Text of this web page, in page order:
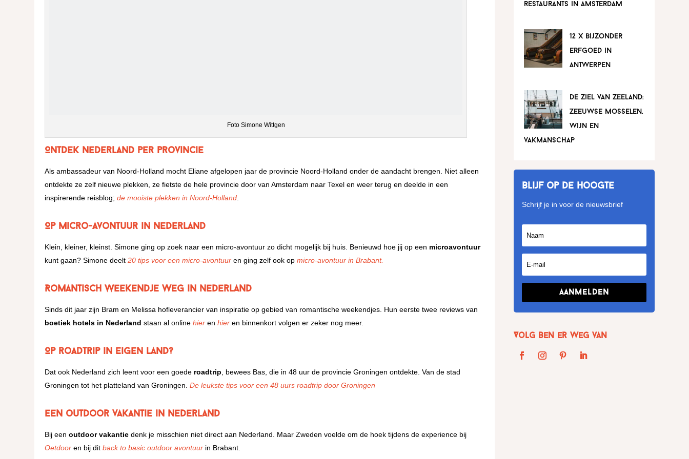
Foto Simone Wittgen
Ontdek Nederland per provincie
Als ambassadeur van Noord-Holland mocht Eliane afgelopen jaar de provincie Noord-Holland onder de aandacht brengen. Niet alleen
ontdekte ze zelf nieuwe plekken, ze fietste de hele provincie door van Amsterdam naar Texel en weer terug en deelde in een
inspirerende reisblog;de mooiste plekken in Noord-Holland
Op micro-avontuur in Nederland
Klein, kleiner, kleinst. Simone ging op zoek naar een micro-avontuur zo dicht mogelijk bij huis. Benieuwd hoe jij op een microavontuur
kunt gaan? Simone deelt20 tips voor een micro-avontuur en ging zelf ook opmicro-avontuur in Brabant.
Romantisch weekendje weg in Nederland
Sinds dit jaar zijn Bram en Melissa hofleverancier van inspiratie op gebied van romantische weekendjes. Hun eerste twee reviews van
boetiek hotels in Nederland staan al onlinehier enhier en binnenkort volgen er zeker nog meer.
Op roadtrip in eigen land?
Dat ook Nederland zich leent voor een goede roadtrip , bewees Bas, die in 48 uur de provincie Groningen ontdekte. Van de stad
Groningen tot het platteland van Groningen.De leukste tips voor een 48 uurs roadtrip door Groningen
Een outdoor vakantie in Nederland
Bij eenoutdoor vakantie denk je misschien niet direct aan Nederland. Maar Zweden voelde om de hoek tijdens de experience bij
Oetdoor en bij ditback to basic outdoor avontuur in Brabant.
restaurants in amsterdam
12 x bijzonder
erfgoed in
antwerpen
de ziel van zeeland:
zeeuwse mosselen,
wijn en
vakmanschap
Blijf op de hoogte
Schrijf je in voor de nieuwsbrief
Aanmelden
Volg Ben er weg van